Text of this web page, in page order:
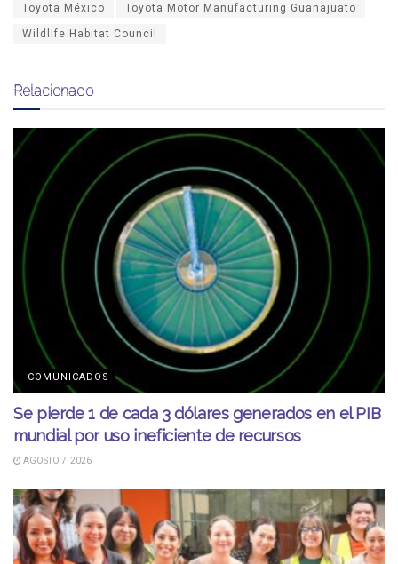
Toyota México Toyota Motor Manufacturing Guanajuato
Wildlife Habitat Council
Relacionado
COMUNICADOS
Se pierde 1 de cada 3 dólares generados en el PIB
mundial por uso ineficiente de recursos
AGOSTO 7, 2026